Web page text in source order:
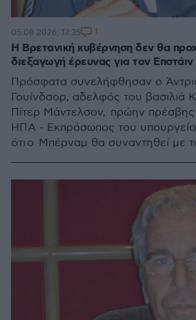
Η Βρετανική κυβέρνηση δεν θα
διεξαγωγή έρευνας για τον Επστάιν
Πρόσφατα συνελήφθησαν ο
Γουίνδσορ, αδελφός του βασιλιά
Πίτερ Μάντελσον, πρώην πρέσβης
ΗΠΑ - Εκπρόσωπος του
ότι ο Μπέρναμ θα συναντηθεί με
05.08.2026, 17:35 1